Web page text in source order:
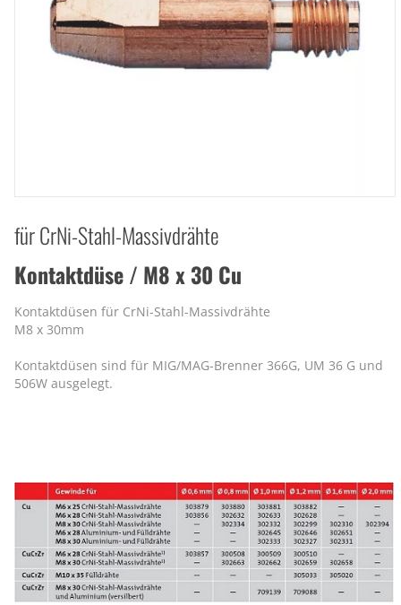
für CrNi-Stahl-Massivdrähte
Kontaktdüse / M8 x 30 Cu
Kontaktdüsen für CrNi-Stahl-Massivdrähte
M8 x 30mm
Kontaktdüsen sind für MIG/MAG-Brenner 366G, UM 36 G und
506W ausgelegt.